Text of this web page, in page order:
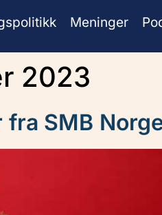
Meninger
2023
SMB